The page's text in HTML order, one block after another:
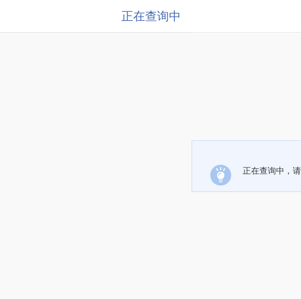
正在查询中
正在查询中，